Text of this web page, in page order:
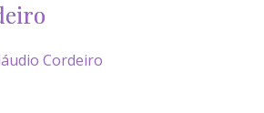
Cordeiro